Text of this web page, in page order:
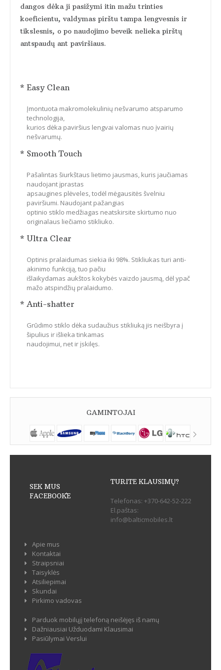
dangos dėka ji pasižymi itin mažu trinties
koeficientu, valdymas pirštu tampa lengvesnis ir
tikslesnis, o po naudojimo beveik nelieka pirštų
antspaudų ant paviršiaus.
* Easy Clean
Įmontuota makromolekulinių nešvarumo atsparumo
technologija,
kurios dėka paviršius lengvai valomas nuo įvairių
nešvarumų.
* Smooth Touch
Pašalintas šiurkštaus lietimo jausmas, kuris jaučiamas
naudojant įprastas
apsaugines plėveles, todėl mėgausitės švelniu
paviršiumi. Naudojant pažangias
optinio stiklo medžiagas neatskirsite skirtumo nuo
originalaus liečiamo stikliuko.
* Ultra Clear
Optinis pralaidumas siekia iki 98%. Stikliukas turi anti-
akinimo funkciją, tuo pačiu
išlaikydamas aukštos kokybės vaizdo jausmą, dėl ypač
mažo atspindžių pralaidumo.
* Anti-shatter
Grūdimo stiklo dėka sudaužius stikliuką jis neišbyra į
šipulius ir išlieka tinkamas
naudojimui, net ir įskilęs.
GAMINTOJAI
SEK MUS
FACEBOOK`E
TURITE KLAUSIMŲ?
Telefonas: +370-642-52-222
El.paštas:
info@balticmobiles.lt
Apie mus
Kontaktai
Straipsniai
Taisyklės
Atsiliepimai
Skundai
Pirkimo vadovas
Parduok mobilųjį telefoną neišėjęs iš namų
Dažniausiai Užduodami Klausimai
Pasiūlymai Verslui